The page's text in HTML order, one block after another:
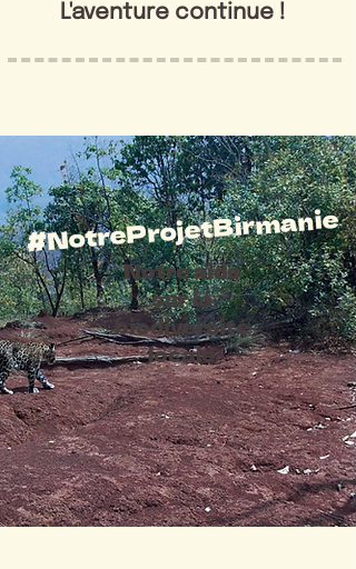
L'aventure continue !
#NotreProjetBirmanie
Notre aide
sur la
biodiversité
locale